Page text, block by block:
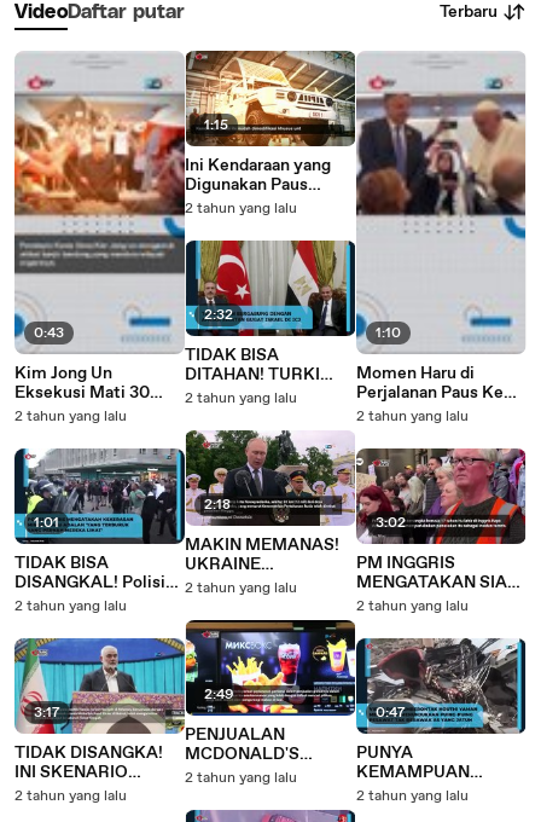
VideoDaftar putar Terbaru
0:43
Kim Jong Un
Eksekusi Mati 30
Pejabatnya Hanya
2 tahun yang lalu
1:01
TIDAK BISA
DISANGKAL! Polisi
Inggris Mengatakan
Lalu adalah yang
Terburuk
2 tahun yang lalu
3:17
TIDAK DISANGKA!
INI SKENARIO
TANGGAPAN IRAN
2 tahun yang lalu
1:15
Ini Kendaraan yang
Digunakan Paus
Fransisikus di GBK
2 tahun yang lalu
2:32
TIDAK BISA
DITAHAN! TURKI
TEGASKAN AKAN
DENGAN AFRIKA
SELATAN GUGAT
ISRAEL DI ICJ
2 tahun yang lalu
2:18
MAKIN MEMANAS!
UKRAINE
PERINTAHKAN
DONETSK
2 tahun yang lalu
2:49
PENJUALAN
MCDONALD'S
TURUN SECARA
2 tahun yang lalu
1:10
Momen Haru di
Perjalanan Paus Ke
Indonesia
2 tahun yang lalu
3:02
PM INGGRIS
MENGATAKAN SIAP
MENGHADAPI
2 tahun yang lalu
0:47
PUNYA
KEMAMPUAN
MUMPUNI! Drone US
2 tahun yang lalu